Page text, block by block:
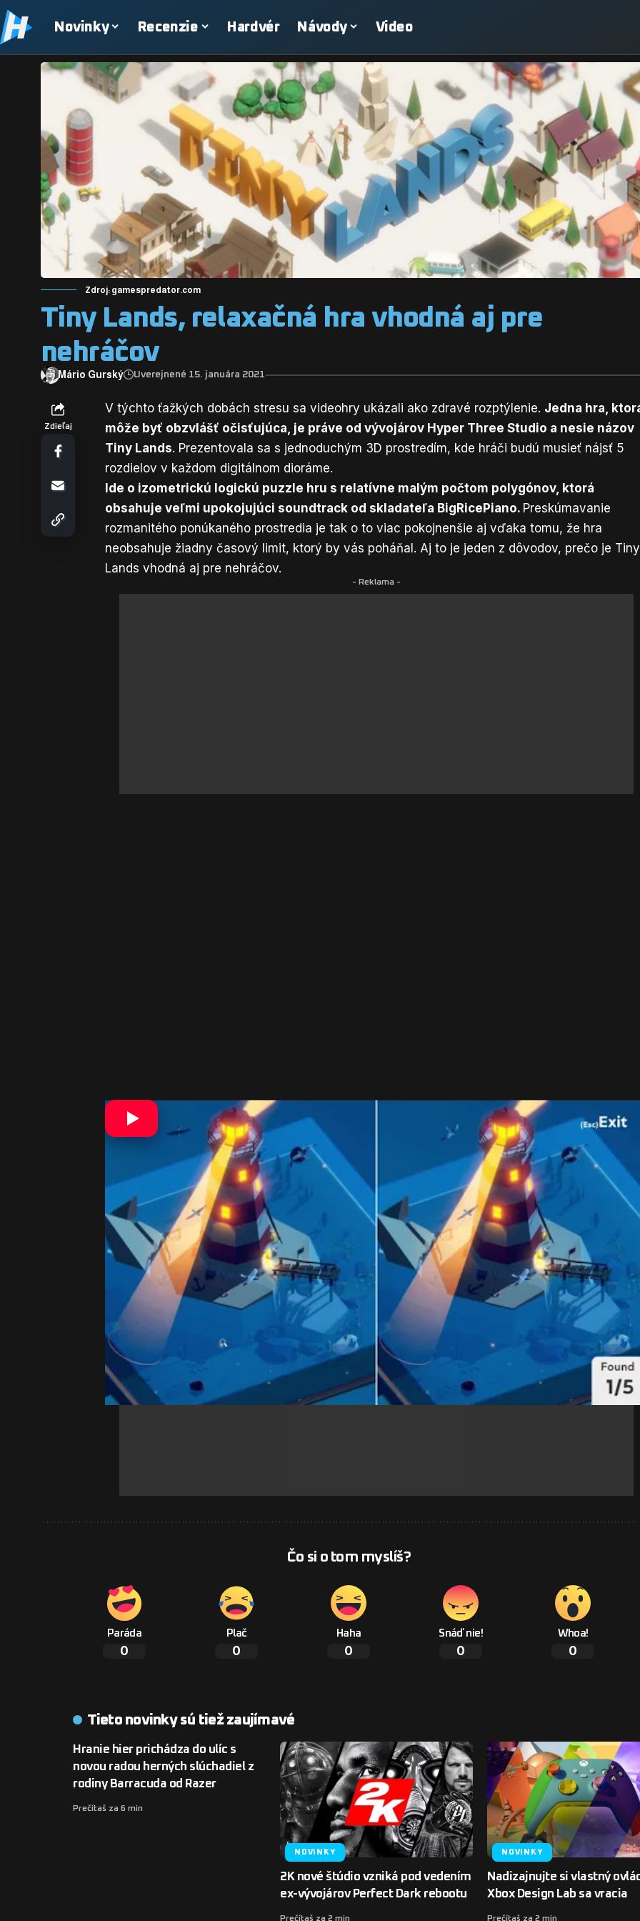
Novinky Recenzie Hardvér Návody Video
Zdroj: gamespredator.com
Tiny Lands, relaxačná hra vhodná aj pre
nehráčov
Mário Gurský Uverejnené 15. januára 2021
Zdieľaj
V týchto ťažkých dobách stresu sa videohry ukázali ako zdravé rozptýlenie. Jedna hra,
môže byť obzvlášť očisťujúca, je práve od vývojárov Hyper Three Studio a nesie názov
Tiny Lands. Prezentovala sa s jednoduchým 3D prostredím, kde hráči budú musieť nájsť 5
rozdielov v každom digitálnom dioráme.
Ide o izometrickú logickú puzzle hru s relatívne malým počtom polygónov, ktorá
obsahuje veľmi upokojujúci soundtrack od skladateľa BigRicePiano. Preskúmavanie
rozmanitého ponúkaného prostredia je tak o to viac pokojnenšie aj vďaka tomu, že hra
neobsahuje žiadny časový limit, ktorý by vás poháňal. Aj to je jeden z dôvodov, prečo je Tiny
Lands vhodná aj pre nehráčov.
- Reklama -
Tiny Lands dokonca obsahuje rôzne prvky, ako napríklad oheň, dážď, hrom, sneh a
vietor v každom dioráme. Budete tak môcť úrovňami otáčať a približovať si ich, aby ste
malé rozdiely medzi jednotlivými obrázkami našli.
Relaxačnú hudbu si môžete vypočuť aj
pridanom traileri.
Titul vyjde na Steame 22. januára, a to hneď aj s 10 % zľavou. Neskôr hra vyjde aj na
NIntendo Switch. Informácie priniesol portálGameSpot.
Po čase sa tak konečne dočkáme hry, ktorá sľubuje viac zážitkov z hrania než nervov. A keď
už spomíname nervóznosť pri hraní, odporúčame vám tento článok
. V ňom sme vám priniesli
10 znakov, podľa ktorých spoznáte, že ste toxický hráč.
- Reklama -
Čo si o tom myslíš?
Paráda
0
Plač
0
Haha
0
Snáď nie!
0
Whoa!
0
Tieto novinky sú tiež zaujímavé
Hranie hier prichádza do ulíc s
novou radou herných slúchadiel z
rodiny Barracuda od Razer
Prečítaš za 6 min
NOVINKY
2K nové štúdio vzniká pod vedením
ex-vývojárov Perfect Dark rebootu
Prečítaš za 2 min
NOVINKY
Nadizajnujte si vlastný
Xbox Design Lab sa vracia
Prečítaš za 2 min